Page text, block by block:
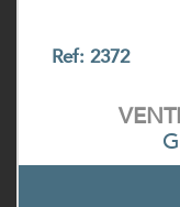
Ref: 2372